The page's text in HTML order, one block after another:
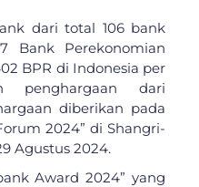
dari total 106 bank
Bank Perekonomian
BPR di Indonesia per
penghargaan dari
diberikan pada
2024” di Shangri-
Agustus 2024.
Award 2024” yang